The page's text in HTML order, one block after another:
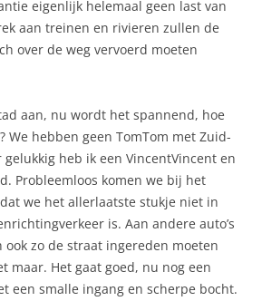
eigenlijk helemaal geen last van
aan treinen en rivieren zullen de
over de weg vervoerd moeten
aan, nu wordt het spannend, hoe
We hebben geen TomTom met Zuid-
heb ik een VincentVincent en
Probleemloos komen we bij het
we het allerlaatste stukje niet in
is. Aan andere auto’s
ook zo de straat ingereden moeten
maar. Het gaat goed, nu nog een
een smalle ingang en scherpe bocht.